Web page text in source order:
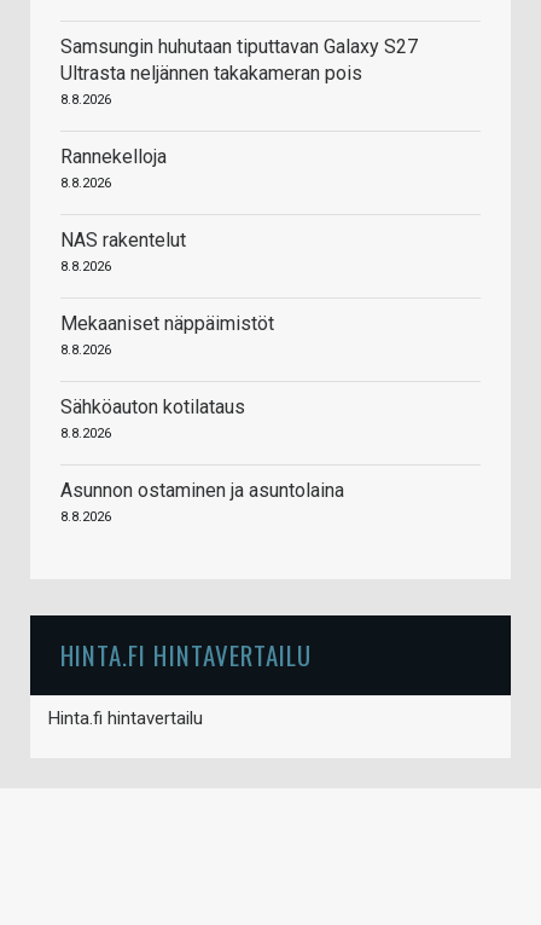
Samsungin huhutaan tiputtavan Galaxy S27
Ultrasta neljännen takakameran pois
8.8.2026
Rannekelloja
8.8.2026
NAS rakentelut
8.8.2026
Mekaaniset näppäimistöt
8.8.2026
Sähköauton kotilataus
8.8.2026
Asunnon ostaminen ja asuntolaina
8.8.2026
HINTA.FI HINTAVERTAILU
Hinta.fi hintavertailu